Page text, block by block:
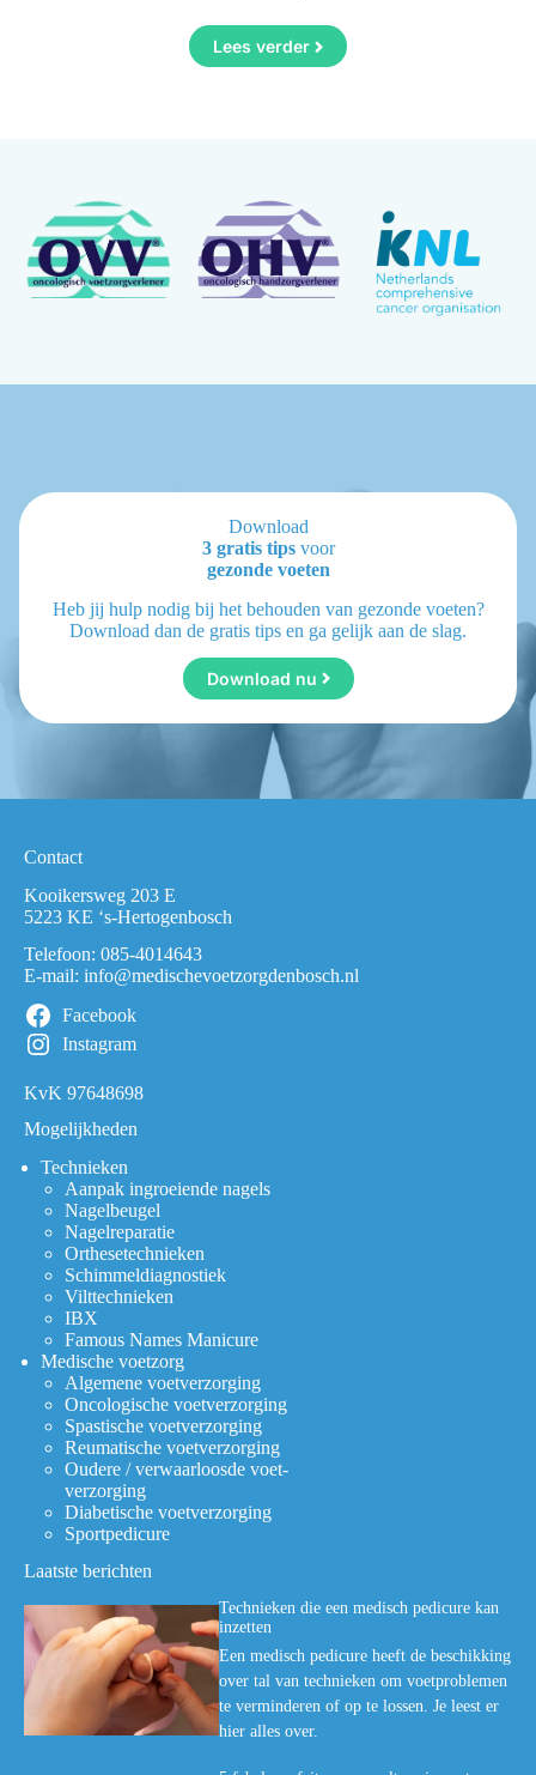
Lees verder
Download
3 gratis tipsvoor
gezonde voeten
Heb jij hulp nodig bij het behouden van gezonde voeten?
Download dan de gratis tips en ga gelijk aan de slag.
Download nu
Contact
Kooikersweg 203 E
5223 KE ‘s-Hertogenbosch
Telefoon: 085-4014643
E-mail: info@medischevoetzorgdenbosch.nl
Facebook
Instagram
KvK 97648698
Mogelijkheden
Technieken
Aanpak ingroeiende nagels
Nagelbeugel
Nagelreparatie
Orthesetechnieken
Schimmeldiagnostiek
Vilttechnieken
IBX
Famous Names Manicure
Medische voetzorg
Algemene voetverzorging
Oncologische voetverzorging
Spastische voetverzorging
Reumatische voetverzorging
Oudere / verwaarloosde voet-
verzorging
Diabetische voetverzorging
Sportpedicure
Laatste berichten
Technieken die een medisch pedicure kan
inzetten
Een medisch pedicure heeft de beschikking
over tal van technieken om voetproblemen
te verminderen of op te lossen. Je leest er
hier alles over.